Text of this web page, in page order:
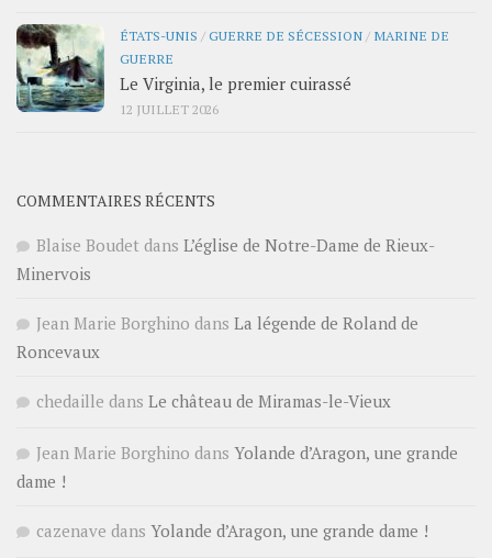
ÉTATS-UNIS /GUERRE DE SÉCESSION / MARINE DE
GUERRE
Le Virginia, le premier cuirassé
12 JUILLET 2026
COMMENTAIRES RÉCENTS
Blaise Boudet dans L’église de Notre-Dame de Rieux-
Minervois
Jean Marie Borghino dans La légende de Roland de
Roncevaux
chedaille dans Le château de Miramas-le-Vieux
Jean Marie Borghino dans Yolande d’Aragon, une grande
dame !
cazenave dans Yolande d’Aragon, une grande dame !